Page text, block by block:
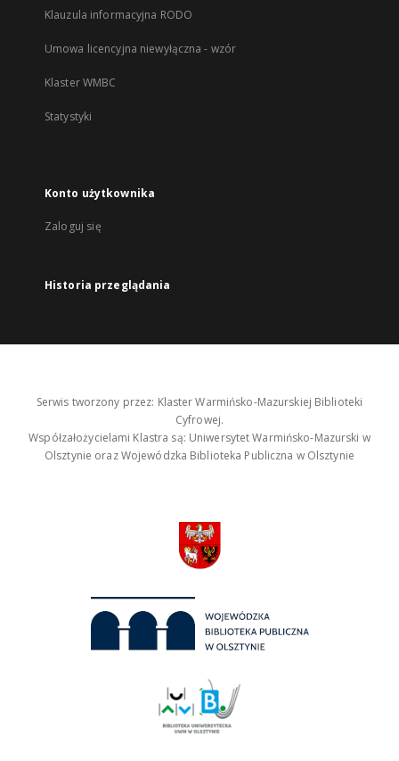
Klauzula informacyjna RODO
Umowa licencyjna niewyłączna - wzór
Klaster WMBC
Statystyki
Konto użytkownika
Zaloguj się
Historia przeglądania
Serwis tworzony przez: Klaster Warmińsko-Mazurskiej Biblioteki
Cyfrowej.
Współzałożycielami Klastra są: Uniwersytet Warmińsko-Mazurski w
Olsztynie oraz Wojewódzka Biblioteka Publiczna w Olsztynie